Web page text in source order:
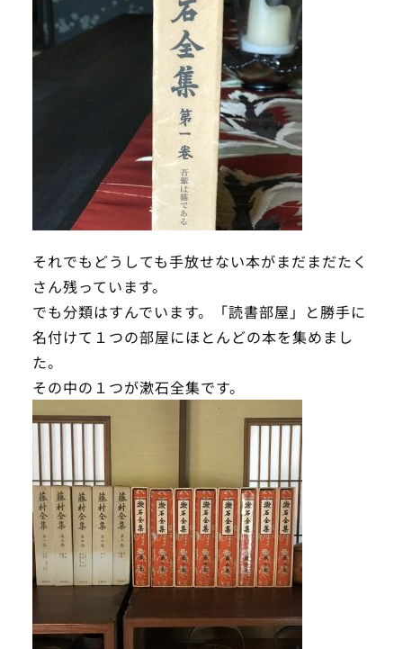
それでもどうしても手放せない本がまだまだたく
さん残っています。
でも分類はすんでいます。「読書部屋」と勝手に
名付けて１つの部屋にほとんどの本を集めまし
た。
その中の１つが漱石全集です。